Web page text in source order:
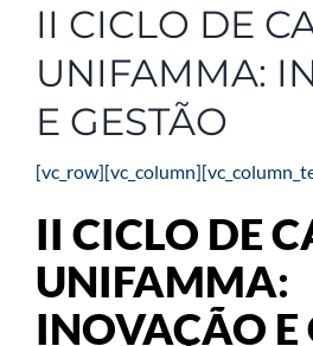
II CICLO DE
UNIFAMMA:
E GESTÃO
II CICLO DE
UNIFAMMA:
INOVAÇÃO E